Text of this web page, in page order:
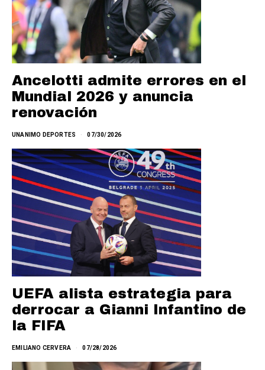
Ancelotti admite errores en el
Mundial 2026 y anuncia
renovación
UNANIMO DEPORTES 07/30/2026
UEFA alista estrategia para
derrocar a Gianni Infantino de
la FIFA
EMILIANO CERVERA 07/28/2026